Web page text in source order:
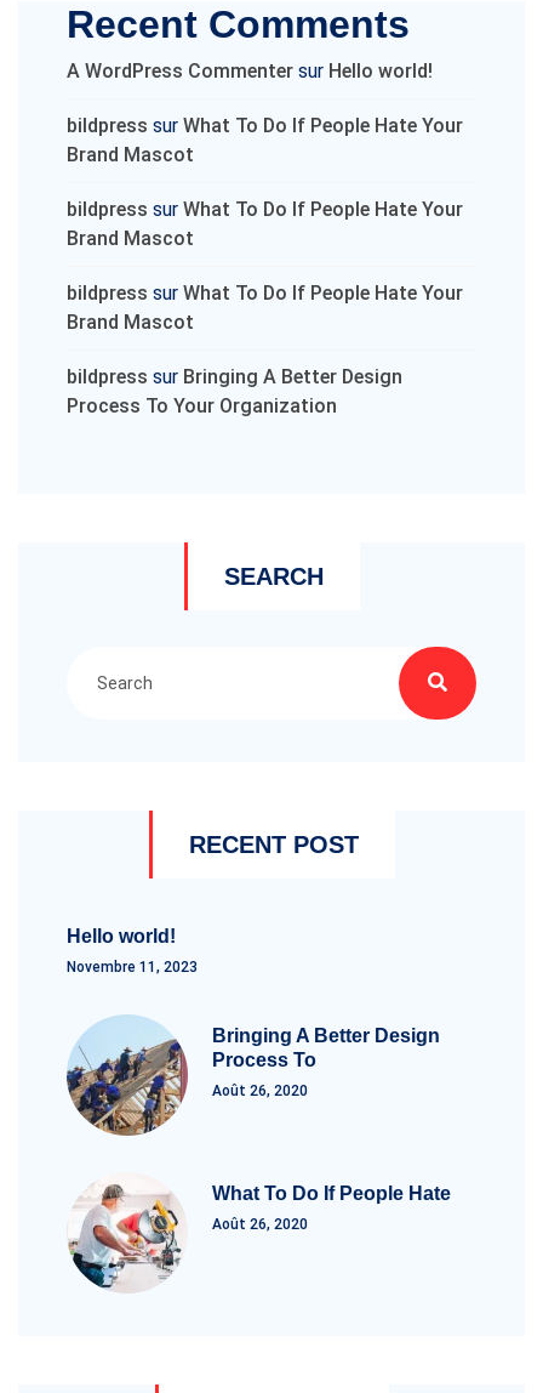
Recent Comments
A WordPress Commenter sur Hello world!
bildpress sur What To Do If People Hate Your
Brand Mascot
bildpress sur What To Do If People Hate Your
Brand Mascot
bildpress sur What To Do If People Hate Your
Brand Mascot
bildpress sur Bringing A Better Design
Process To Your Organization
SEARCH
RECENT POST
Hello world!
Novembre 11, 2023
Bringing A Better Design
Process To
Août 26, 2020
What To Do If People Hate
Août 26, 2020